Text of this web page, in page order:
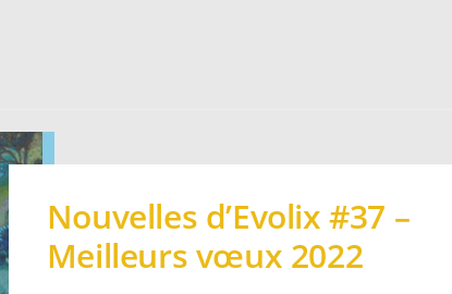
Nouvelles d’Evolix #37 –
Meilleurs vœux 2022